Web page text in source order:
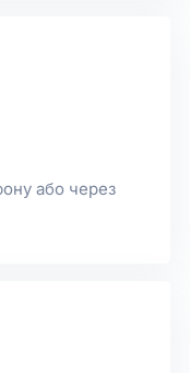
або через